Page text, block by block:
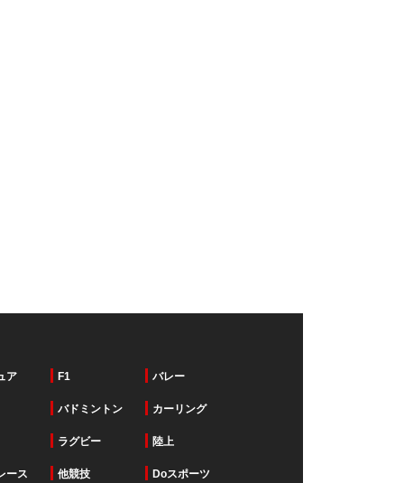
ア F1 バレー
バドミントン カーリング
ラグビー 陸上
ース 他競技 Doスポーツ